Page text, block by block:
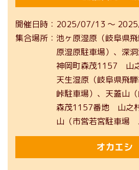
開催日時 2025/07/13 〜
集合場所
池ヶ原湿原（岐阜県
原湿原駐車場）、深
神岡町森茂1157 山之
天生湿原（岐阜県飛
峠駐車場）、天蓋山
森茂1157番地 山之
山（市営若宮駐車場
オカエシ